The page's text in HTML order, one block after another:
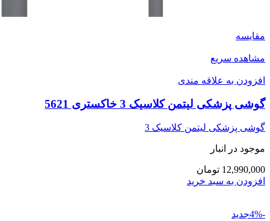
مقایسه
مشاهده سریع
افزودن به علاقه مندی
گوشی پزشکی لیتمن کلاسیک 3 خاکستری 5621
گوشی پزشکی لیتمن کلاسیک 3
موجود در انبار
12,990,000 تومان
افزودن به سبد خرید
-4%جدید